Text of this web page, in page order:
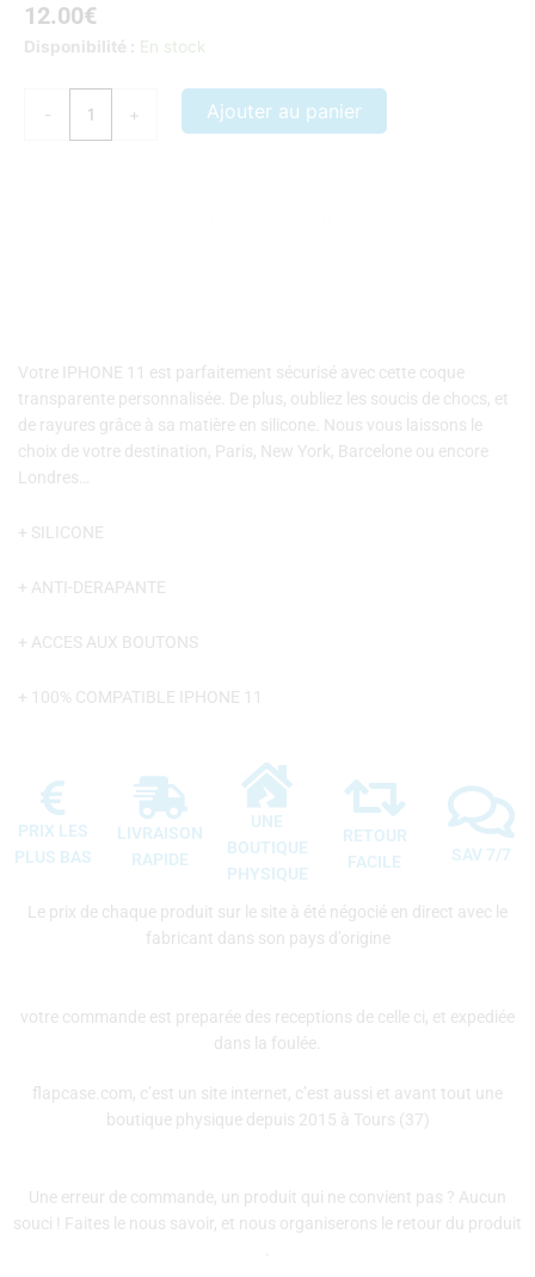
12.00€
Disponibilité : En stock
-
quantité
+ Ajouter au panier
Votre IPHONE 11 est parfaitement sécurisé avec cette coque
transparente personnalisée. De plus, oubliez les soucis de chocs, et
de rayures grâce à sa matière en silicone. Nous vous laissons le
choix de votre destination, Paris, New York, Barcelone ou encore
Londres…
+ SILICONE
+ ANTI-DERAPANTE
+ ACCES AUX BOUTONS
+ 100% COMPATIBLE IPHONE 11
PRIX LES
PLUS BAS
LIVRAISON
RAPIDE
UNE
BOUTIQUE
PHYSIQUE
RETOUR
FACILE
SAV 7/7
Le prix de chaque produit sur le site à été négocié en direct avec le
fabricant dans son pays d’origine
votre commande est preparée des receptions de celle ci, et expediée
dans la foulée.
flapcase.com, c’est un site internet, c’est aussi et avant tout une
boutique physique depuis 2015 à Tours (37)
Une erreur de commande, un produit qui ne convient pas ? Aucun
souci ! Faites le nous savoir, et nous organiserons le retour du produit